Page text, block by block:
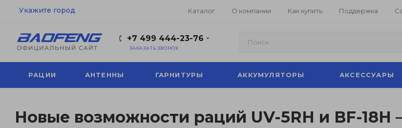
Укажите город Каталог О компании Как купить Поддержка
+7 499 444-23-76
ЗАКАЗАТЬ ЗВОНОК
РАЦИИ АНТЕННЫ ГАРНИТУРЫ АККУМУЛЯТОРЫ АКСЕССУАРЫ
Новые возможности раций UV-5RH и BF-